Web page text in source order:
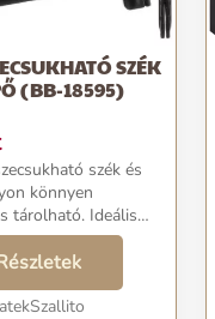
SZÉK
(BB-18595)
szék és
könnyen
tárolható. Ideális
horgászáshoz és
is. A termék
réteggel van ellát...